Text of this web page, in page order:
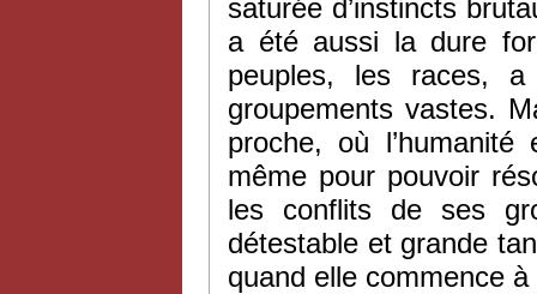
saturée d’instincts
a été aussi la dure
peuples, les races,
groupements vastes.
proche, où
même pour pouvoir
les conflits de ses
détestable et grande
quand elle commence